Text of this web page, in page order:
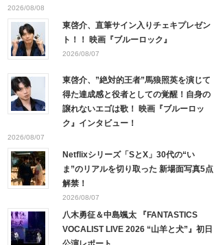
2026/08/08
東啓介、直筆サイン入りチェキプレゼン
ト！！ 映画『ブルーロック』
2026/08/07
東啓介、”絶対的王者”馬狼照英を演じて
得た達成感と役者としての覚醒！自身の
譲れないエゴは歌！ 映画『ブルーロッ
ク』インタビュー！
2026/08/07
Netflixシリーズ「SとX」30代の“い
ま”のリアルを切り取った 新場面写真5点
解禁！
2026/08/07
八木勇征＆中島颯太 『FANTASTICS
VOCALIST LIVE 2026 “山羊と犬”』初日